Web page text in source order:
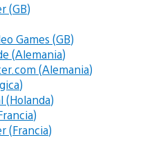
(GB)
Games (GB)
(Alemania)
(Alemania)
(Holanda)
(Francia)